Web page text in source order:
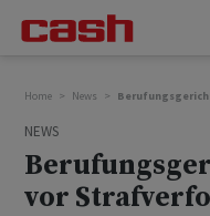
Home News
NEWS
vor